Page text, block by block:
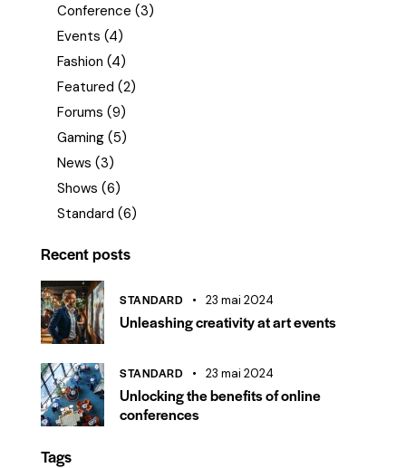
Conference (3)
Events (4)
Fashion (4)
Featured (2)
Forums (9)
Gaming (5)
News (3)
Shows (6)
Standard (6)
Recent posts
STANDARD 23 mai 2024
Unleashing creativity at art events
STANDARD 23 mai 2024
Unlocking the benefits of online
conferences
Tags